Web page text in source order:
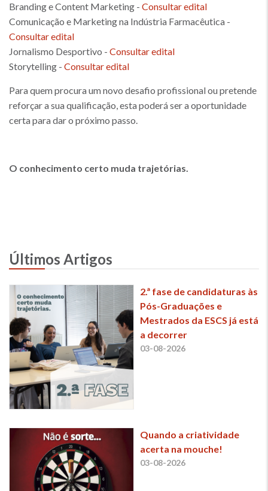
Branding e Content Marketing - Consultar edital
Comunicação e Marketing na Indústria Farmacêutica -
Consultar edital
Jornalismo Desportivo - Consultar edital
Storytelling - Consultar edital
Para quem procura um novo desafio profissional ou pretende
reforçar a sua qualificação, esta poderá ser a oportunidade
certa para dar o próximo passo.
O conhecimento certo muda trajetórias.
Últimos Artigos
2.ª fase de candidaturas às
Pós-Graduações e
Mestrados da ESCS já está
a decorrer
03-08-2026
Quando a criatividade
acerta na mouche!
03-08-2026